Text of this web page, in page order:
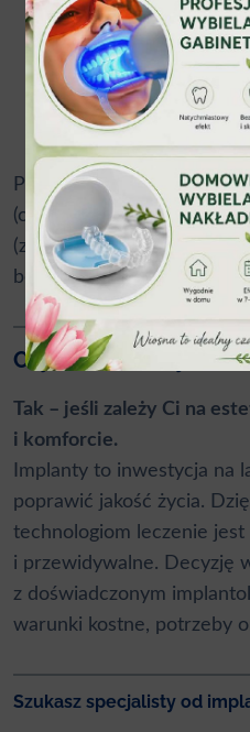
czas leczenia
–
miesięcy,
wymagana higiena
–
regularnej kontroli i
Przeciwwskazania to m.in.
(cukrzyca, nowotwory),
(zgrzytanie zębami) oraz
bez możliwości
Czy warto
Tak – jeśli zależy Ci na
i komforcie.
Implanty to inwestycja na
poprawić jakość życia.
technologiom leczenie jest
i przewidywalne. Decyzję
z doświadczonym
warunki kostne, potrzeby
Szukasz specjalisty od